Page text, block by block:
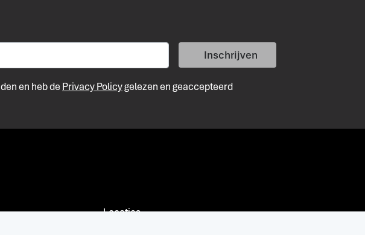
en heb de Privacy Policygelezen en geaccepteerd
Inschrijven
Locaties